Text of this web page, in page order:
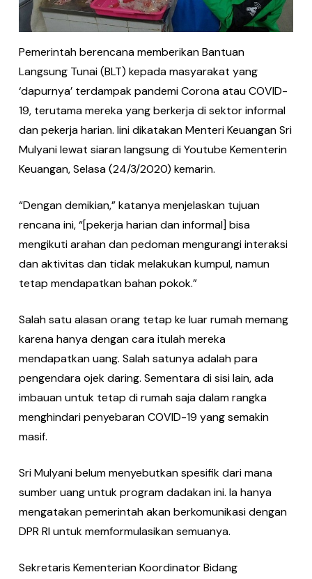
Pemerintah berencana memberikan Bantuan
Langsung Tunai (BLT) kepada masyarakat yang
‘dapurnya’ terdampak pandemi Corona atau COVID-
19, terutama mereka yang berkerja di sektor informal
dan pekerja harian. Iini dikatakan Menteri Keuangan Sri
Mulyani lewat siaran langsung di Youtube Kementerin
Keuangan, Selasa (24/3/2020) kemarin.
“Dengan demikian,” katanya menjelaskan tujuan
rencana ini, “[pekerja harian dan informal] bisa
mengikuti arahan dan pedoman mengurangi interaksi
dan aktivitas dan tidak melakukan kumpul, namun
tetap mendapatkan bahan pokok.”
Salah satu alasan orang tetap ke luar rumah memang
karena hanya dengan cara itulah mereka
mendapatkan uang. Salah satunya adalah para
pengendara ojek daring. Sementara di sisi lain, ada
imbauan untuk tetap di rumah saja dalam rangka
menghindari penyebaran COVID-19 yang semakin
masif.
Sri Mulyani belum menyebutkan spesifik dari mana
sumber uang untuk program dadakan ini. Ia hanya
mengatakan pemerintah akan berkomunikasi dengan
DPR RI untuk memformulasikan semuanya.
Sekretaris Kementerian Koordinator Bidang